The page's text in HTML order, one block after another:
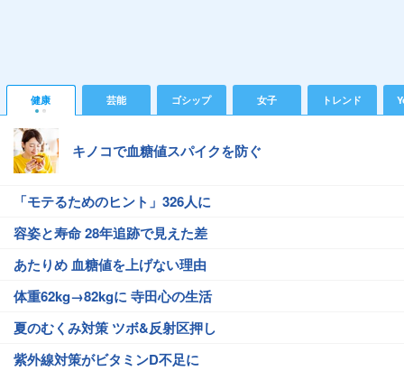
健康 芸能 ゴシップ 女子 トレンド
キノコで血糖値スパイクを防ぐ
「モテるためのヒント」326人に
容姿と寿命 28年追跡で見えた差
あたりめ 血糖値を上げない理由
体重62kg→82kgに 寺田心の生活
夏のむくみ対策 ツボ&反射区押し
紫外線対策がビタミンD不足に